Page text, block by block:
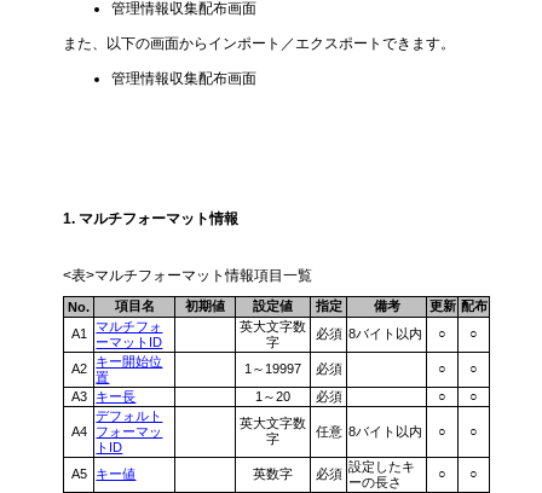
管理情報収集配布画面
また、以下の画面からインポート／エクスポートできます。
管理情報収集配布画面
1. マルチフォーマット情報
<表>マルチフォーマット情報項目一覧
No. 項目名 初期値 設定値 指定 備考 更新 配布
A1
マルチフォ
ーマットID
英大文字数
字
必須 8バイト以内 ○ ○
A2
キー開始位
置
1～19997 必須 ○
○
A3
キー長 1～20 必須 ○ ○
A4
デフォルト
フォーマッ
トID
英大文字数
字
任意 8バイト以内 ○ ○
A5 キー値 英数字 必須 設定したキ
ーの長さ
○ ○